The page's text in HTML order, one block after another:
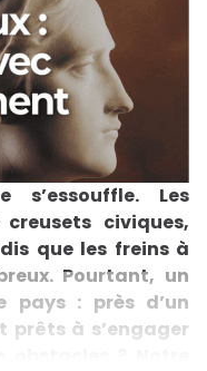
s’essouffle. Les
civiques,
que les freins à
Pourtant, un
pays : près d’un
prêts à s’engager
obstacles ? Notre